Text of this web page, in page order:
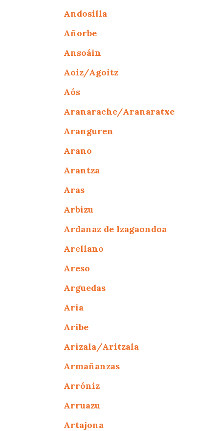
Andosilla
Añorbe
Ansoáin
Aoiz/Agoitz
Aós
Aranarache/Aranaratxe
Aranguren
Arano
Arantza
Aras
Arbizu
Ardanaz de Izagaondoa
Arellano
Areso
Arguedas
Aria
Aribe
Arizala/Aritzala
Armañanzas
Arróniz
Arruazu
Artajona